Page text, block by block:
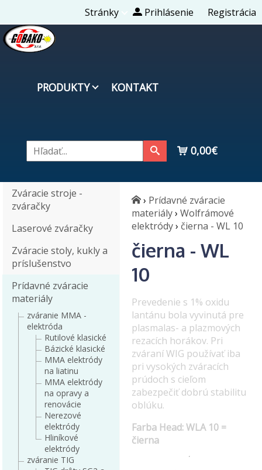
Stránky Prihlásenie Registrácia
PRODUKTY KONTAKT
0,00€
Zváracie stroje -
zváračky
Laserové zváračky
Zváracie stoly, kukly a
príslušenstvo
Prídavné zváracie
materiály
zváranie MMA -
elektróda
Rutilové klasické
Bázické klasické
MMA elektródy
na liatinu
MMA elektródy
na opravy a
renovácie
Nerezové
elektródy
Hliníkové
elektródy
zváranie TIG
› Prídavné zváracie
materiály› Wolfrámové
elektródy› čierna - WL 10
čierna - WL
10
Prevedenie s 1% oxidu
lantánu bola vyvinutá pre
plasmalas- a plazmových
rezacích horákov. Pri
zváraní WIG používať iba
pri vysokých zváracích
prúdoch s cieľom
zabezpečiť dobrú stabilitu
oblúku.
Farba Head: WLA 10 =
čierna